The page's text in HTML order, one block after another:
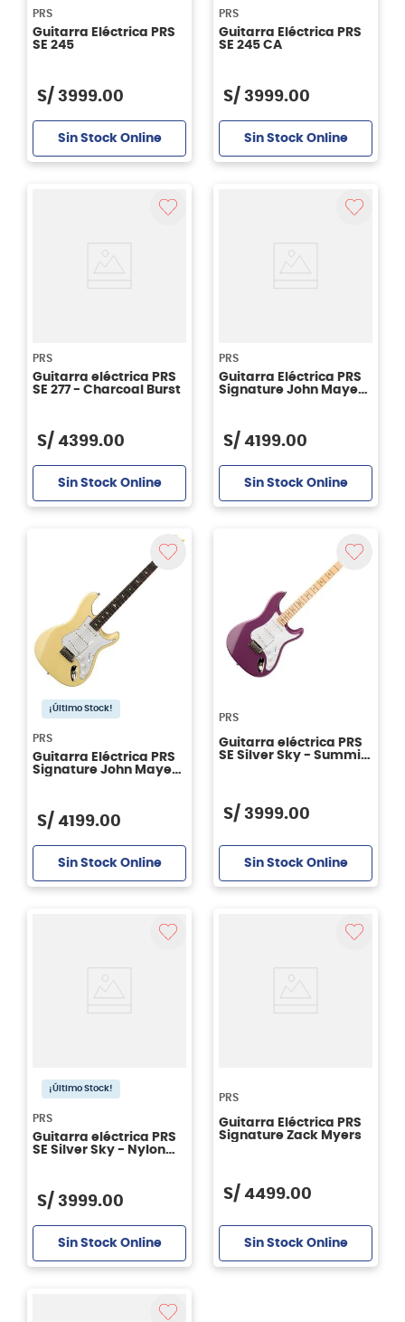
PRS
Guitarra Eléctrica PRS
SE 245
S/ 3999.00
Sin Stock Online
PRS
Guitarra Eléctrica PRS
SE 245 CA
S/ 3999.00
Sin Stock Online
PRS
Guitarra eléctrica PRS
SE 277 - Charcoal Burst
S/ 4399.00
Sin Stock Online
PRS
Guitarra Eléctrica PRS
Signature John Mayer
S/ 4199.00
Sin Stock Online
¡Último Stock!
PRS
Guitarra Eléctrica PRS
Signature John Mayer
S/ 4199.00
Sin Stock Online
PRS
Guitarra eléctrica PRS
SE Silver Sky - Summit
S/ 3999.00
Sin Stock Online
¡Último Stock!
PRS
Guitarra eléctrica PRS
SE Silver Sky - Nylon
S/ 3999.00
Sin Stock Online
PRS
Guitarra Eléctrica PRS
Signature Zack Myers
S/ 4499.00
Sin Stock Online